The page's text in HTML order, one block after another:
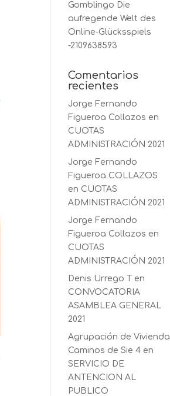
Gomblingo Die
aufregende Welt des
Online-Glücksspiels
-2109638593
Comentarios
recientes
Jorge Fernando
Figueroa Collazos en
CUOTAS
ADMINISTRACIÓN 2021
Jorge Fernando
Figueroa COLLAZOS
en CUOTAS
ADMINISTRACIÓN 2021
Jorge Fernando
Figueroa Collazos en
CUOTAS
ADMINISTRACIÓN 2021
Denis Urrego T
en
CONVOCATORIA
ASAMBLEA GENERAL
2021
Agrupación de Vivienda
Caminos de Sie 4 en
SERVICIO DE
ANTENCION AL
PUBLICO